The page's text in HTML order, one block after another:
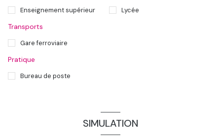
Enseignement supérieur Lycée
Transports
Gare ferroviaire
Pratique
Bureau de poste
SIMULATION